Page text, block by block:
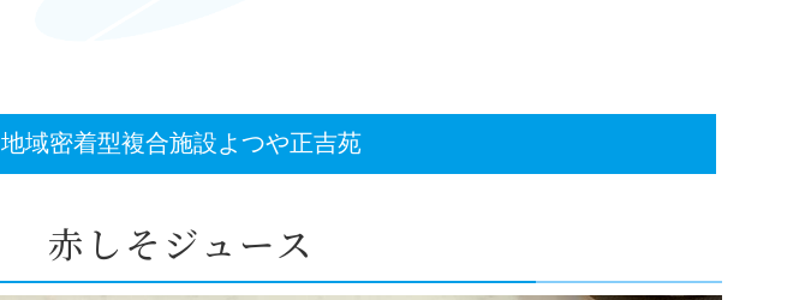
地域密着型複合施設よつや正吉苑
赤しそジュース